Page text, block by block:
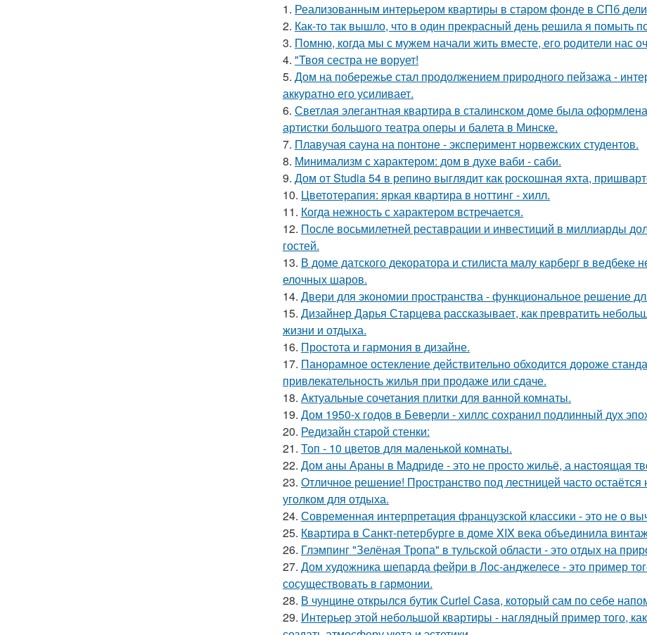
1. Реализованным интерьером квартиры в старом фонде в СПб
2. Как-то так вышло, что в один прекрасный день решила я помыть
3. Помню, когда мы с мужем начали жить вместе, его родители нас
4. "Твоя сестра не ворует!
5. Дом на побережье стал продолжением природного пейзажа -
аккуратно его усиливает.
6. Светлая элегантная квартира в сталинском доме была
артистки большого театра оперы и балета в Минске.
7. Плавучая сауна на понтоне - эксперимент норвежских студентов.
8. Минимализм с характером: дом в духе ваби - саби.
9. Дом от Studia 54 в репино выглядит как роскошная яхта,
10. Цветотерапия: яркая квартира в ноттинг - хилл.
11. Когда нежность с характером встречается.
12. После восьмилетней реставрации и инвестиций в миллиарды
гостей.
13. В доме датского декоратора и стилиста малу карберг в
елочных шаров.
14. Двери для экономии пространства - функциональное решение
15. Дизайнер Дарья Старцева рассказывает, как превратить
жизни и отдыха.
16. Простота и гармония в дизайне.
17. Панорамное остекление действительно обходится дороже
привлекательность жилья при продаже или сдаче.
18. Актуальные сочетания плитки для ванной комнаты.
19. Дом 1950-х годов в Беверли - хиллс сохранил подлинный дух
20. Редизайн старой стенки:
21. Топ - 10 цветов для маленькой комнаты.
22. Дом аны Араны в Мадриде - это не просто жильё, а настоящая
23. Отличное решение! Пространство под лестницей часто
уголком для отдыха.
24. Современная интерпретация французской классики - это не о
25. Квартира в Санкт-петербурге в доме XIX века объединила
26. Глэмпинг "Зелёная Тропа" в тульской области - это отдых на
27. Дом художника шепарда фейри в Лос-анджелесе - это пример
сосуществовать в гармонии.
28. В чунцине открылся бутик Curiel Casa, который сам по себе
29. Интерьер этой небольшой квартиры - наглядный пример того,